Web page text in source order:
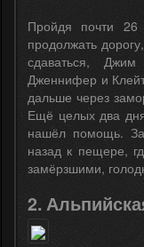
Пройдя почти 26
продолжать
сдаваться,
Дженнифер и
дальше через
Ещё целых два
нашёл помощь.
назад к пещере,
замёрзшими,
2.